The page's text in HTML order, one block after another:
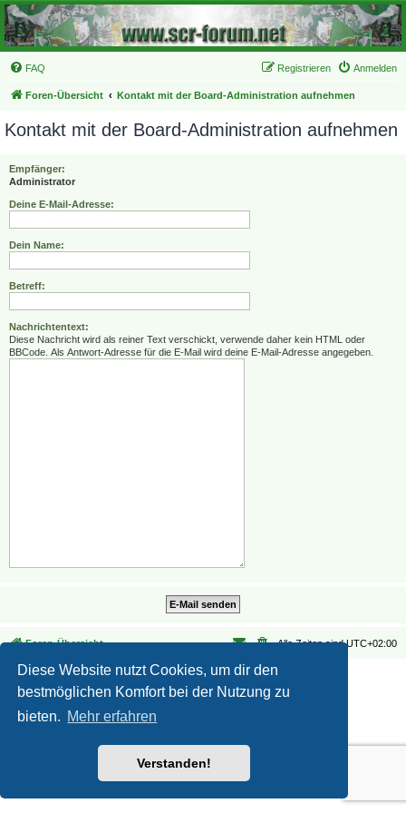
Diese Website nutzt Cookies, um dir den
bestmöglichen Komfort bei der Nutzung zu
bieten. Mehr erfahren
Verstanden!
FAQ Anmelden
Registrieren
Foren-Übersicht Kontakt mit der Board-Administration aufnehmen
Kontakt mit der Board-Administration aufnehmen
Empfänger:
Administrator
Deine E-Mail-Adresse:
Dein Name:
Betreff:
Nachrichtentext:
Diese Nachricht wird als reiner Text verschickt, verwende daher kein HTML oder
BBCode. Als Antwort-Adresse für die E-Mail wird deine E-Mail-Adresse angegeben.
Foren-Übersicht Alle Zeiten sindUTC+02:00
Datenschutz|Nutzungsbedingungen